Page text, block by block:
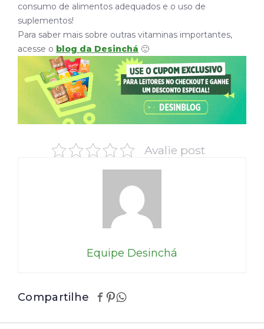
consumo de alimentos adequados e o uso de
suplementos!
Para saber mais sobre outras vitaminas importantes,
acesse o blog da Desinchá 🙂
Avalie post
Equipe Desinchá
Compartilhe